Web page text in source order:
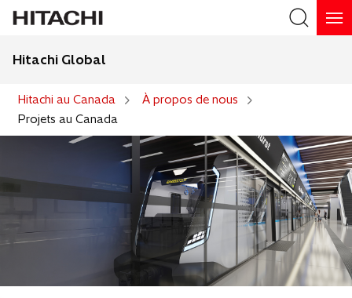
Hitachi Global
Hitachi au Canada
À propos de nous
Projets au Canada